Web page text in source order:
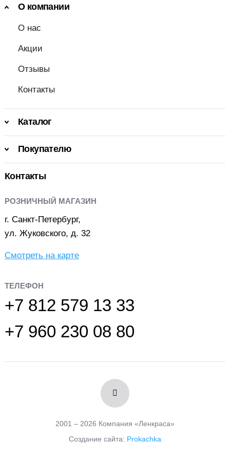
О компании
О нас
Акции
Отзывы
Контакты
Каталог
Покупателю
Контакты
РОЗНИЧНЫЙ МАГАЗИН
г. Санкт-Петербург,
ул. Жуковского, д. 32
Смотреть на карте
ТЕЛЕФОН
+7 812 579 13 33
+7 960 230 08 80
2001 – 2026 Компания «Ленкраса»
Создание сайта: Prokachka